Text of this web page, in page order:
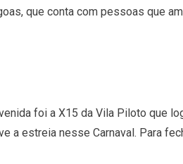
que conta com pessoas que
foi a X15 da Vila Piloto que
a estreia nesse Carnaval. Para